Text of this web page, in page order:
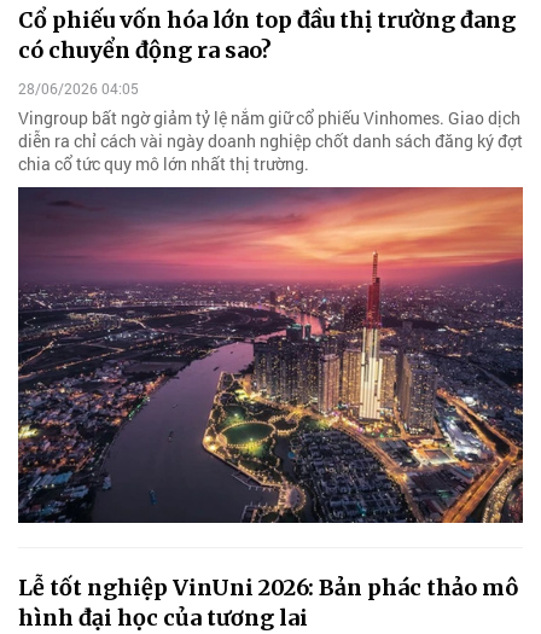
Cổ phiếu vốn hóa lớn top đầu thị trường đang
có chuyển động ra sao?
28/06/2026 04:05
Vingroup bất ngờ giảm tỷ lệ nắm giữ cổ phiếu Vinhomes. Giao dịch
diễn ra chỉ cách vài ngày doanh nghiệp chốt danh sách đăng ký đợt
chia cổ tức quy mô lớn nhất thị trường.
Lễ tốt nghiệp VinUni 2026: Bản phác thảo mô
hình đại học của tương lai